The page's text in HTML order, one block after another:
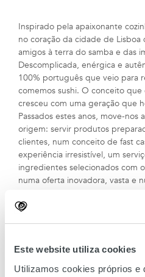
Este website utiliza cookies
Utilizamos cookies próprios e
Inspirado pela apaixonante
no coração da cidade de
amigos à terra do samba e das
Descomplicada, enérgica e
100% português que veio para
comemos sushi. O conceito
cresceu com uma geração que
Passados estes anos, move-nos
origem: servir produtos
clientes, num conceito de fast
experiência irresistível, um
ingredientes selecionados com
numa oferta inovadora, vasta e
sushi & pots frescos.